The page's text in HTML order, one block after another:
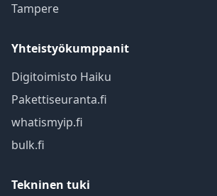
Tampere
Yhteistyökumppanit
Digitoimisto Haiku
Pakettiseuranta.fi
whatismyip.fi
bulk.fi
Tekninen tuki